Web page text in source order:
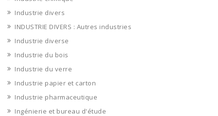
Industrie divers
INDUSTRIE DIVERS : Autres industries
Industrie diverse
Industrie du bois
Industrie du verre
Industrie papier et carton
Industrie pharmaceutique
Ingénierie et bureau d'étude